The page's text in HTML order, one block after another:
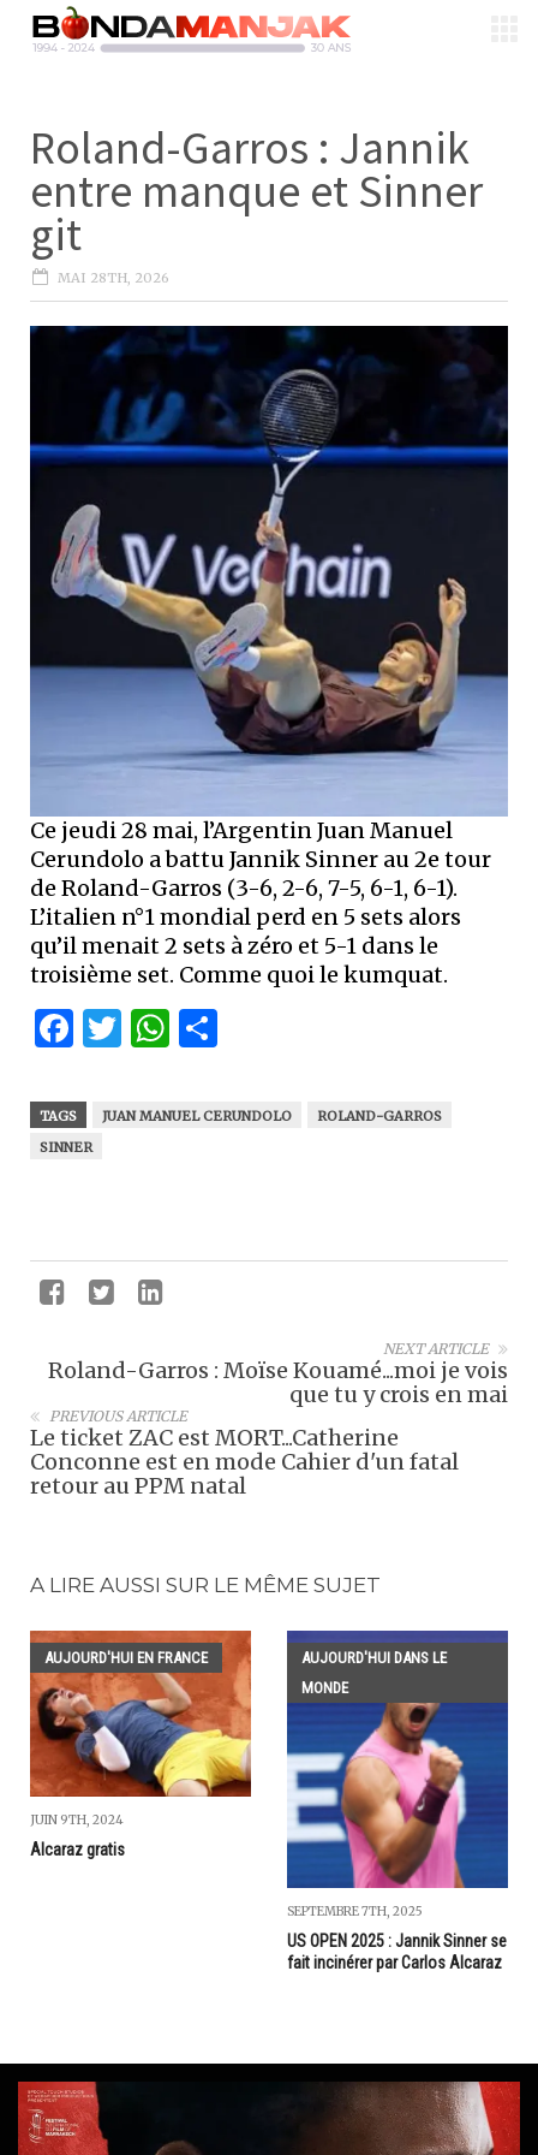
Roland-Garros : Jannik
entre manque et Sinner
git
MAI 28TH, 2026
Ce jeudi 28 mai, l’Argentin Juan Manuel
Cerundolo a battu Jannik Sinner au 2e tour
de Roland-Garros (3-6, 2-6, 7-5, 6-1, 6-1).
L’italien n°1 mondial perd en 5 sets alors
qu’il menait 2 sets à zéro et 5-1 dans le
troisième set. Comme quoi le kumquat.
Facebook
Twitter
WhatsApp
TAGS JUAN MANUEL CERUNDOLO
ROLAND-GARROS
SINNER
NEXT ARTICLE
Roland-Garros : Moïse Kouamé...moi je vois
que tu y crois en mai
PREVIOUS ARTICLE
Le ticket ZAC est MORT...Catherine
Conconne est en mode Cahier d'un fatal
retour au PPM natal
A LIRE AUSSI SUR LE MÊME SUJET
AUJOURD'HUI EN FRANCE
JUIN 9TH, 2024
Alcaraz gratis
AUJOURD'HUI DANS LE
MONDE
SEPTEMBRE 7TH, 2025
US OPEN 2025 : Jannik Sinner se
fait incinérer par Carlos Alcaraz